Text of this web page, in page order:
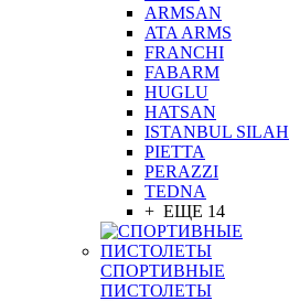
ARMSAN
ATA ARMS
FRANCHI
FABARM
HUGLU
HATSAN
ISTANBUL SILAH
PIETTA
PERAZZI
TEDNA
+ ЕЩЕ 14
СПОРТИВНЫЕ
ПИСТОЛЕТЫ